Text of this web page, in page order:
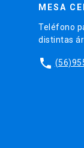
MESA
Teléfono
distintas
phone